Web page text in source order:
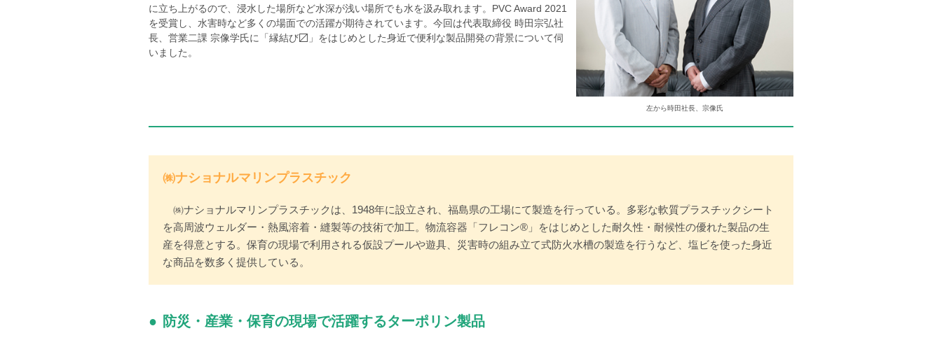
に立ち上がるので、浸水した場所など水深が浅い場所でも水を汲み取れます。PVC Award 2021
を受賞し、水害時など多くの場面での活躍が期待されています。今回は代表取締役 時田宗弘社
長、営業二課 宗像学氏に「縁結び〼」をはじめとした身近で便利な製品開発の背景について伺
いました。
左から時田社長、宗像氏
㈱ナショナルマリンプラスチック
㈱ナショナルマリンプラスチックは、1948年に設立され、福島県の工場にて製造を行っている。多彩な軟質プラスチックシート
を高周波ウェルダー・熱風溶着・縫製等の技術で加工。物流容器「フレコン®」をはじめとした耐久性・耐候性の優れた製品の生
産を得意とする。保育の現場で利用される仮設プールや遊具、災害時の組み立て式防火水槽の製造を行うなど、塩ビを使った身近
な商品を数多く提供している。
防災・産業・保育の現場で活躍するターポリン製品